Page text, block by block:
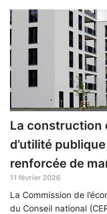
La construction
d’utilité
renforcée de
11 février 2026
La Commission de
du Conseil national